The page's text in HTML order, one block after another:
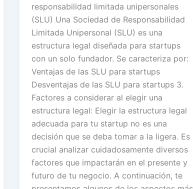
responsabilidad limitada unipersonales
(SLU) Una Sociedad de Responsabilidad
Limitada Unipersonal (SLU) es una
estructura legal diseñada para startups
con un solo fundador. Se caracteriza por:
Ventajas de las SLU para startups
Desventajas de las SLU para startups 3.
Factores a considerar al elegir una
estructura legal: Elegir la estructura legal
adecuada para tu startup no es una
decisión que se deba tomar a la ligera. Es
crucial analizar cuidadosamente diversos
factores que impactarán en el presente y
futuro de tu negocio. A continuación, te